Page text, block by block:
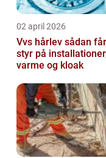
02 april 2026
Vvs hårlev sådan får du
styr på
varme og kloak